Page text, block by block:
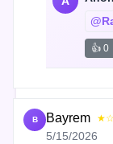
👍 0
B Bayrem
5/15/2026